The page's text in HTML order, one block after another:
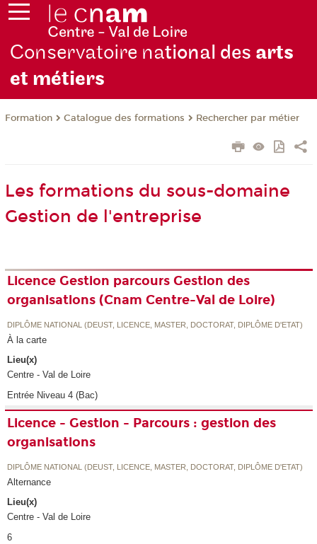
Conservatoire national des arts
et métiers
Formation Catalogue des formations Rechercher par métier
Les formations du sous-domaine
Gestion de l'entreprise
Licence Gestion parcours Gestion des
organisations (Cnam Centre-Val de Loire)
DIPLÔME NATIONAL (DEUST, LICENCE, MASTER, DOCTORAT, DIPLÔME D'ETAT)
À la carte
Lieu(x)
Centre - Val de Loire
Entrée Niveau 4 (Bac)
Licence - Gestion - Parcours : gestion des
organisations
DIPLÔME NATIONAL (DEUST, LICENCE, MASTER, DOCTORAT, DIPLÔME D'ETAT)
Alternance
Lieu(x)
Centre - Val de Loire
6